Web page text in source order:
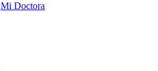
Mi Doctora